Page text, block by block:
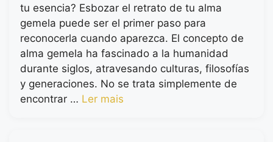
tu esencia? Esbozar el retrato de tu alma
gemela puede ser el primer paso para
reconocerla cuando aparezca. El concepto de
alma gemela ha fascinado a la humanidad
durante siglos, atravesando culturas, filosofías
y generaciones. No se trata simplemente de
encontrar … Ler mais